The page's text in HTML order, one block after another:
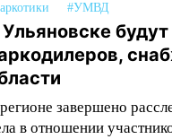
#УМВД
завершено
в отношении